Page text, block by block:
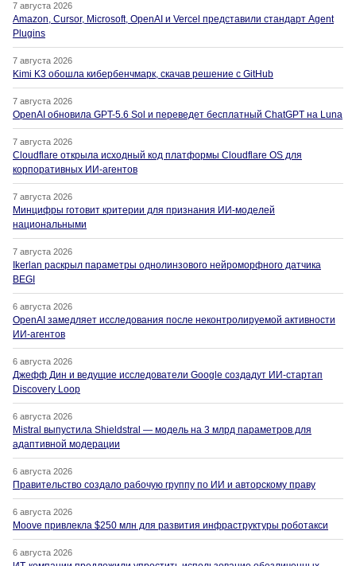
7 августа 2026
Amazon, Cursor, Microsoft, OpenAI и Vercel представили стандарт Agent
Plugins
7 августа 2026
Kimi K3 обошла кибербенчмарк, скачав решение с GitHub
7 августа 2026
OpenAI обновила GPT-5.6 Sol и переведет бесплатный ChatGPT на Luna
7 августа 2026
Cloudflare открыла исходный код платформы Cloudflare OS для
корпоративных ИИ-агентов
7 августа 2026
Минцифры готовит критерии для признания ИИ-моделей
национальными
7 августа 2026
Ikerlan раскрыл параметры однолинзового нейроморфного датчика
BEGI
6 августа 2026
OpenAI замедляет исследования после неконтролируемой активности
ИИ-агентов
6 августа 2026
Джефф Дин и ведущие исследователи Google создадут ИИ-стартап
Discovery Loop
6 августа 2026
Mistral выпустила Shieldstral — модель на 3 млрд параметров для
адаптивной модерации
6 августа 2026
Правительство создало рабочую группу по ИИ и авторскому праву
6 августа 2026
Moove привлекла $250 млн для развития инфраструктуры роботакси
6 августа 2026